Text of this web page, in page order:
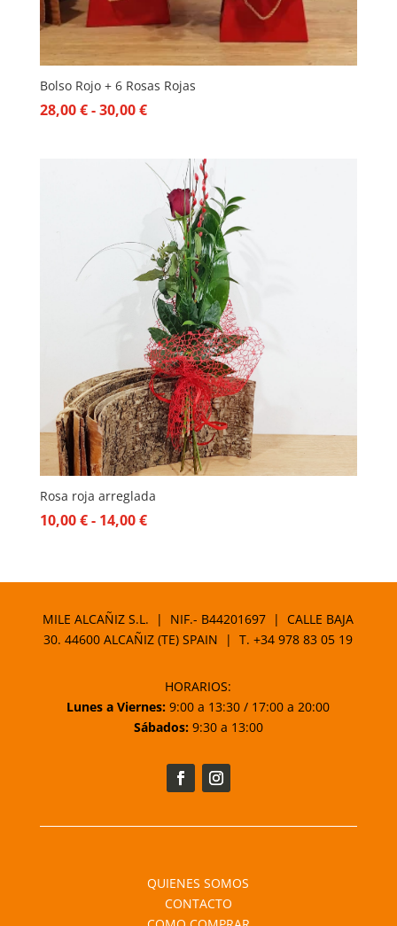
Bolso Rojo + 6 Rosas Rojas
28,00€-30,00€Rango
precios:
desde
28,00 €
hasta
30,00 €
Rosa roja arreglada
10,00€- 14,00€Rango
10,00 €
hasta
MILE ALCAÑIZ S.L. | NIF.- B44201697 | CALLE BAJA
30. 44600 ALCAÑIZ (TE) SPAIN | T.+34 978 83 05 19
HORARIOS:
Lunes a Viernes: 9:00 a 13:30 / 17:00 a 20:00
Sábados:9:30 a 13:00
QUIENES SOMOS
CONTACTO